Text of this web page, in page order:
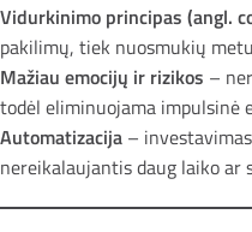
Vidurkinimo principas (angl.
pakilimų, tiek nuosmukių
Mažiau emocijų ir rizikos –
todėl eliminuojama impulsinė
Automatizacija –
nereikalaujantis daug laiko ar